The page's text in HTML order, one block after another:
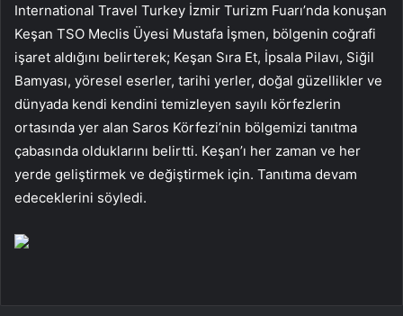
International Travel Turkey İzmir Turizm Fuarı’nda konuşan
Keşan TSO Meclis Üyesi Mustafa İşmen, bölgenin coğrafi
işaret aldığını belirterek; Keşan Sıra Et, İpsala Pilavı, Siğil
Bamyası, yöresel eserler, tarihi yerler, doğal güzellikler ve
dünyada kendi kendini temizleyen sayılı körfezlerin
ortasında yer alan Saros Körfezi’nin bölgemizi tanıtma
çabasında olduklarını belirtti. Keşan’ı her zaman ve her
yerde geliştirmek ve değiştirmek için. Tanıtıma devam
edeceklerini söyledi.